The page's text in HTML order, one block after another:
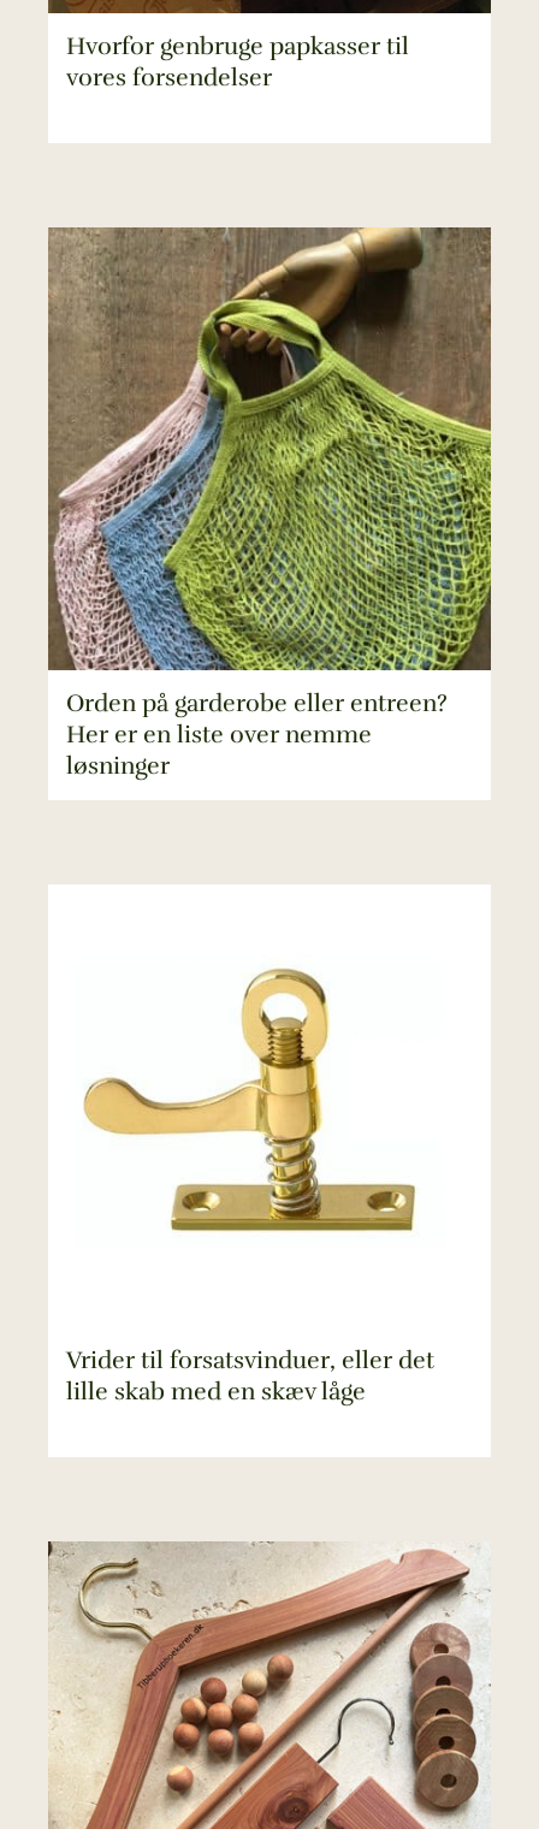
Hvorfor genbruge papkasser til
vores forsendelser
Orden på garderobe eller entreen?
Her er en liste over nemme
løsninger
Vrider til forsatsvinduer, eller det
lille skab med en skæv låge